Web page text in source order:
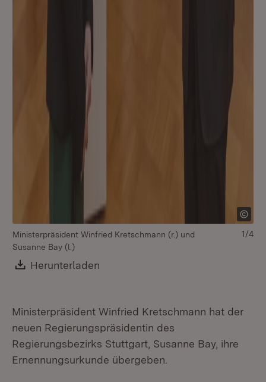
Ministerpräsident Winfried Kretschmann (r.) und
Susanne Bay (l.)
Download:
Herunterladen
1/4
Ministerpräsident Winfried Kretschmann hat der
neuen Regierungspräsidentin des
Regierungsbezirks Stuttgart, Susanne Bay, ihre
Ernennungsurkunde übergeben.